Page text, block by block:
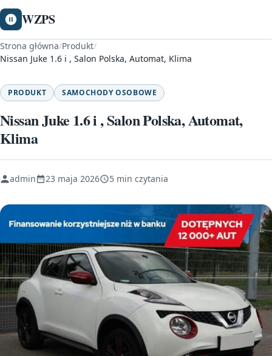
WZPS
Strona główna/Produkt/
Nissan Juke 1.6 i , Salon Polska, Automat, Klima
PRODUKT SAMOCHODY OSOBOWE
Nissan Juke 1.6 i , Salon Polska, Automat,
Klima
admin 23 maja 2026 5 min czytania